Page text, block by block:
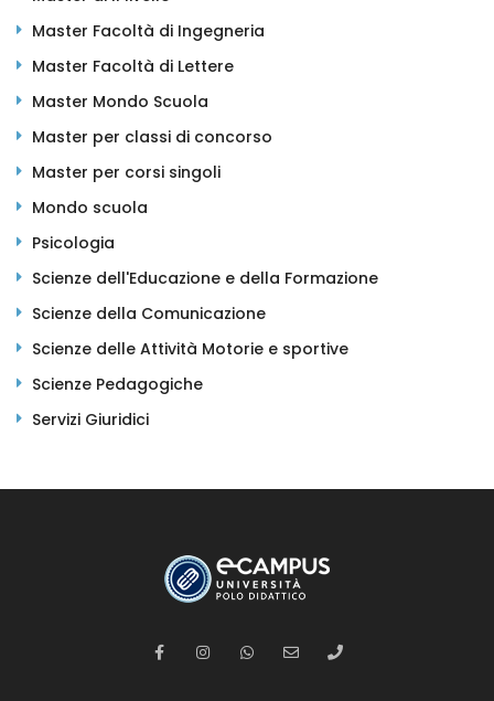
Master Facoltà di Ingegneria
Master Facoltà di Lettere
Master Mondo Scuola
Master per classi di concorso
Master per corsi singoli
Mondo scuola
Psicologia
Scienze dell'Educazione e della Formazione
Scienze della Comunicazione
Scienze delle Attività Motorie e sportive
Scienze Pedagogiche
Servizi Giuridici